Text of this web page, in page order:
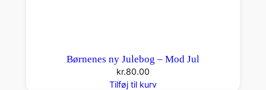
Børnenes ny Julebog – Mod Jul
kr.80.00
Tilføj til kurv